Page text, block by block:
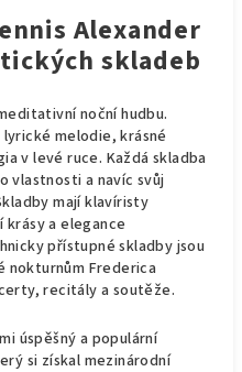
Alexander
skladeb
noční hudbu.
melodie, krásné
v levé ruce. Každá skladba
vlastnosti a navíc svůj
mají klavíristy
a elegance
přístupné skladby jsou
nokturnům Frederica
recitály a soutěže.
úspěšný a populární
si získal mezinárodní